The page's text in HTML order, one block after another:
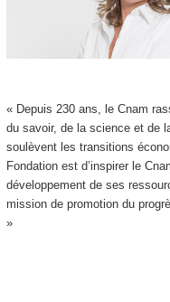
« Depuis 230 ans, le Cnam
du savoir, de la science et de
soulèvent les transitions
Fondation est d’inspirer le
développement de ses
mission de promotion du
»